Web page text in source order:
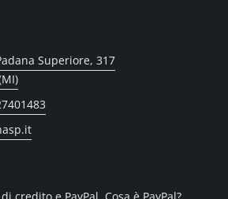
Superiore, 317